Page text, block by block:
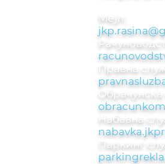
Мејл:
Правна
Обрачунска
Набавна
Паркинг